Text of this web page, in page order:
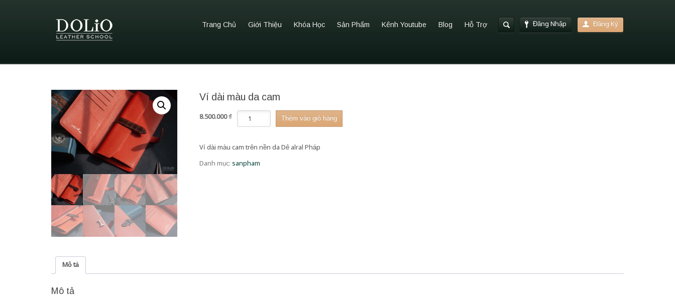
Đăng Nhập Đăng Ký
Trang Chủ Giới Thiệu Khóa Học Sản Phẩm Kênh Youtube Blog Hỗ Trợ
Ví dài màu da cam
8.500.000₫
dài
số
Thêm vào giỏ hàng
Ví dài màu cam trên nền da Dê alral Pháp
Danh mục: sanpham
Mô tả
Mô tả